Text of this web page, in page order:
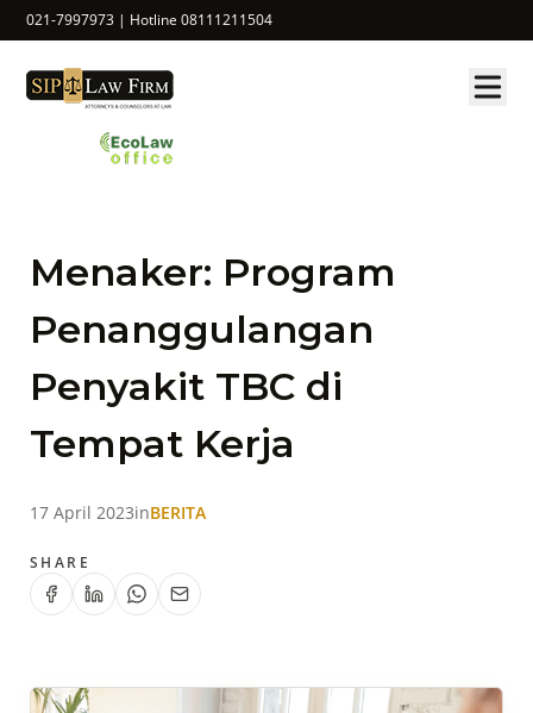
021-7997973 | Hotline 08111211504
Menaker: Program
Penanggulangan
Penyakit TBC di
Tempat Kerja
17 April 2023inBERITA
SHARE